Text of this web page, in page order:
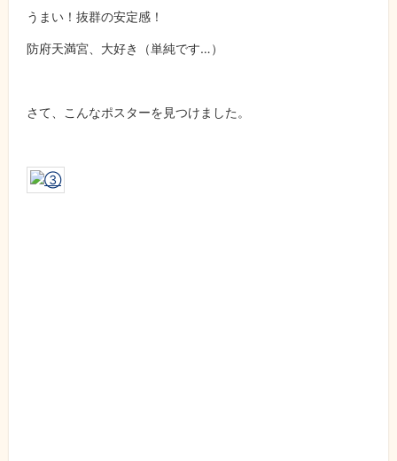
うまい！抜群の安定感！
防府天満宮、大好き（単純です…）
さて、こんなポスターを見つけました。